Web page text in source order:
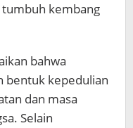
kembang
bahwa
bentuk kepedulian
dan masa
Selain